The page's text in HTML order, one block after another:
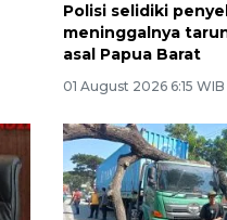
Polisi selidiki
meninggalnya
asal Papua Barat
01 August 2026 6:15 WIB